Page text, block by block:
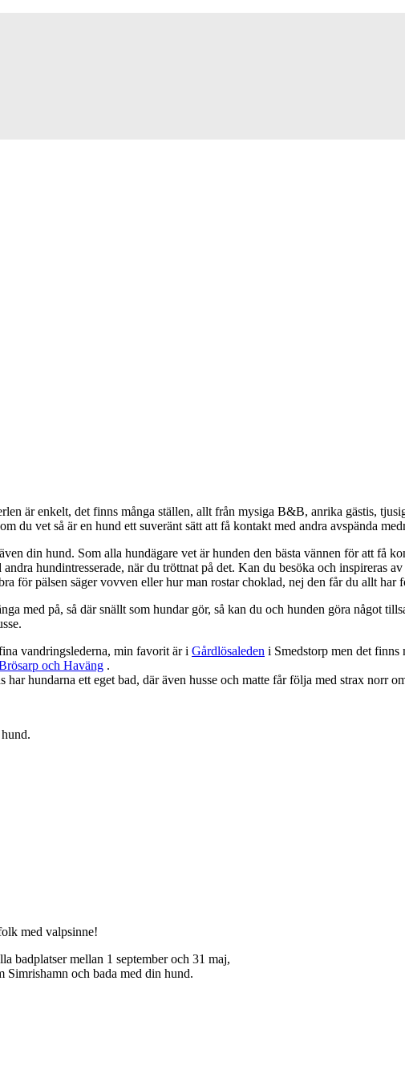
är enkelt, det finns många ställen, allt från mysiga B&B, anrika gästis,
du vet så är en hund ett suveränt sätt att få kontakt med andra avspända
din hund. Som alla hundägare vet är hunden den bästa vännen för att få
hundintresserade, när du tröttnat på det. Kan du besöka och inspireras
för pälsen säger vovven eller hur man rostar choklad, nej den får du allt har
med på, så där snällt som hundar gör, så kan du och hunden göra något
vandringslederna, min favorit är i Gårdlösaleden i Smedstorp men det finns
och Haväng .
hundarna ett eget bad, där även husse och matte får följa med strax norr
med valpsinne!
badplatser mellan 1 september och 31 maj,
och bada med din hund.